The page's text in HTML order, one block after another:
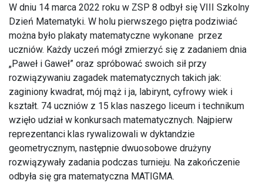
W dniu 14 marca 2022 roku w ZSP 8 odbył się VIII Szkolny
Dzień Matematyki. W holu pierwszego piętra podziwiać
można było plakaty matematyczne wykonane przez
uczniów. Każdy uczeń mógł zmierzyć się z zadaniem dnia
„Paweł i Gaweł” oraz spróbować swoich sił przy
rozwiązywaniu zagadek matematycznych takich jak:
zaginiony kwadrat, mój mąż i ja, labirynt, cyfrowy wiek i
kształt. 74 uczniów z 15 klas naszego liceum i technikum
wzięło udział w konkursach matematycznych. Najpierw
reprezentanci klas rywalizowali w dyktandzie
geometrycznym, następnie dwuosobowe drużyny
rozwiązywały zadania podczas turnieju. Na zakończenie
odbyła się gra matematyczna MATIGMA.